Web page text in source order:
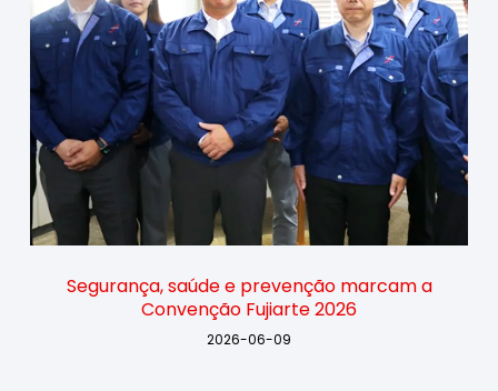
Segurança, saúde e prevenção marcam a
Convenção Fujiarte 2026
2026-06-09